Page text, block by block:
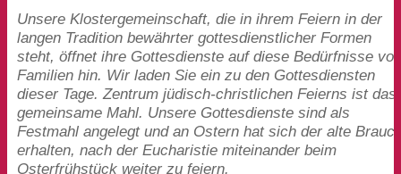
Unsere Klostergemeinschaft, die in ihrem Feiern in der
langen Tradition bewährter gottesdienstlicher Formen
steht, öffnet ihre Gottesdienste auf diese Bedürfnisse
Familien hin. Wir laden Sie ein zu den Gottesdiensten
dieser Tage. Zentrum jüdisch-christlichen Feierns ist das
gemeinsame Mahl. Unsere Gottesdienste sind als
Festmahl angelegt und an Ostern hat sich der alte
erhalten, nach der Eucharistie miteinander beim
Osterfrühstück weiter zu feiern.